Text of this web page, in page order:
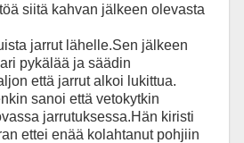
siitä kahvan jälkeen olevasta
jarrut lähelle.Sen jälkeen
pykälää ja säädin
että jarrut alkoi lukittua.
sanoi että vetokytkin
jarrutuksessa.Hän kiristi
ettei enää kolahtanut pohjiin